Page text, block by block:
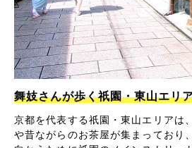
舞妓さんが歩く祇園・東山エリ
京都を代表する祇園・東山エリアは
や昔ながらのお茶屋が集まっており